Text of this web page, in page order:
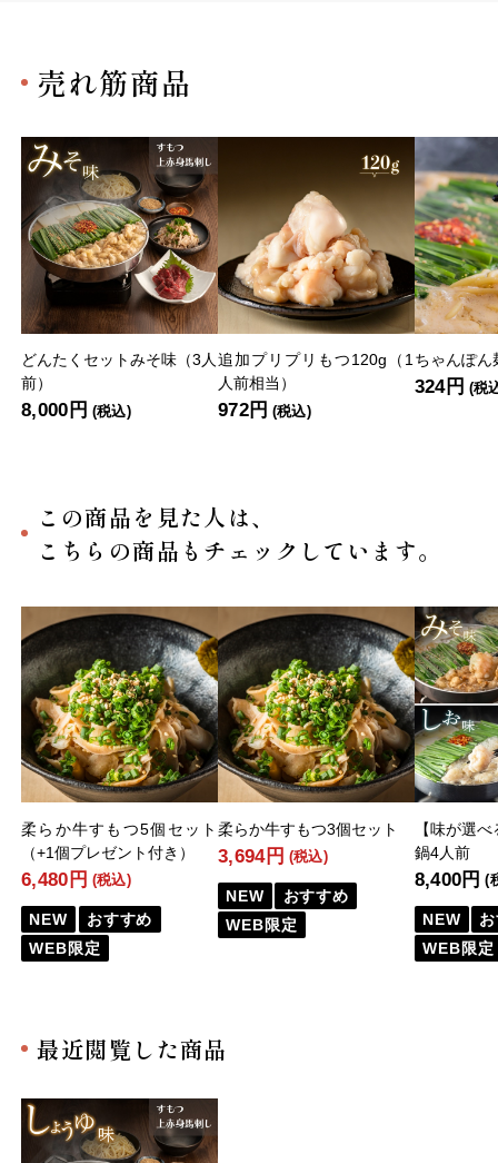
売れ筋商品
どんたくセットみそ味（3人
前）
8,000円 (税込)
追加プリプリもつ120g（1
人前相当）
972円 (税込)
ちゃんぽ
324円 (税
この商品を見た人は、
こちらの商品もチェックしています。
柔らか牛すもつ5個セット
（+1個プレゼント付き）
6,480円 (税込)
NEW
おすすめ
WEB限定
柔らか牛すもつ3個セット
3,694円 (税込)
NEW
おすすめ
WEB限定
【味が選
鍋4人前
8,400円 (
NEW
WEB限定
最近閲覧した商品